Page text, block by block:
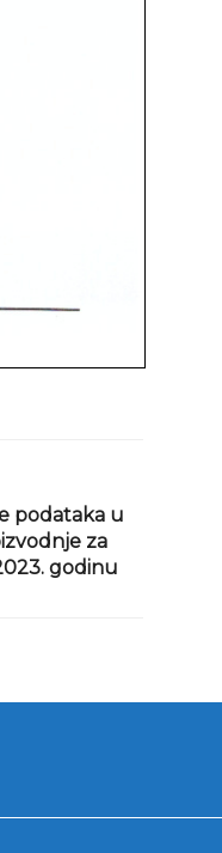
podataka u
za
godinu